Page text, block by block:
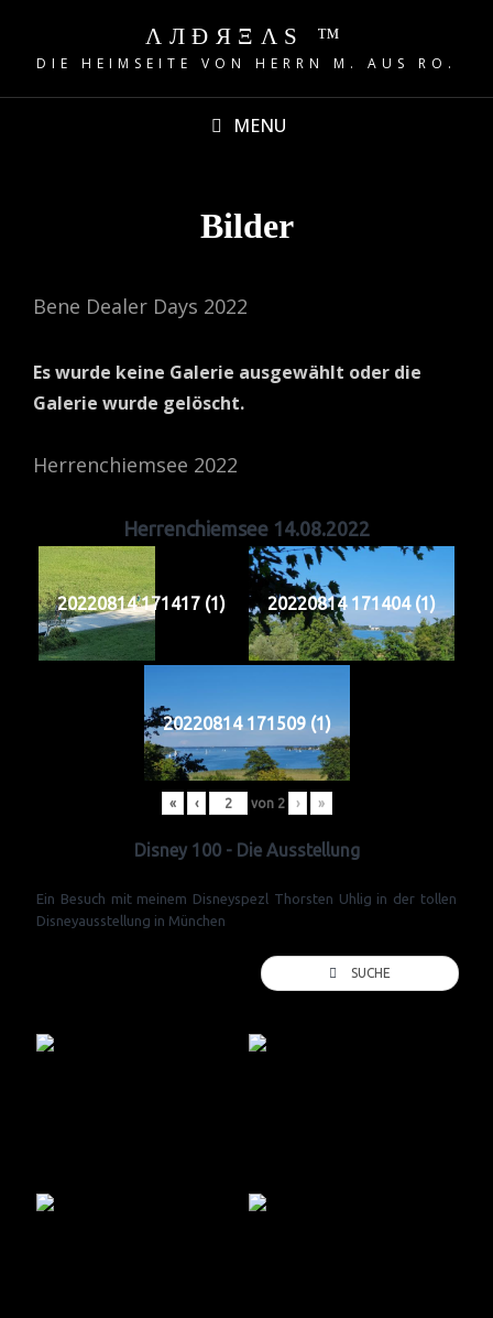
ΛЛÐЯΞΛS ™
DIE HEIMSEITE VON HERRN M. AUS RO.
MENU
Bilder
Bene Dealer Days 2022
Es wurde keine Galerie ausgewählt oder die
Galerie wurde gelöscht.
Herrenchiemsee 2022
Herrenchiemsee 14.08.2022
20220814 171417 (1) 20220814 171404 (1)
20220814 171509 (1)
« ‹ von 2 › »
Disney 100 - Die Ausstellung
Ein Besuch mit meinem Disneyspezl Thorsten Uhlig in der tollen
Disneyausstellung in München
SUCHE